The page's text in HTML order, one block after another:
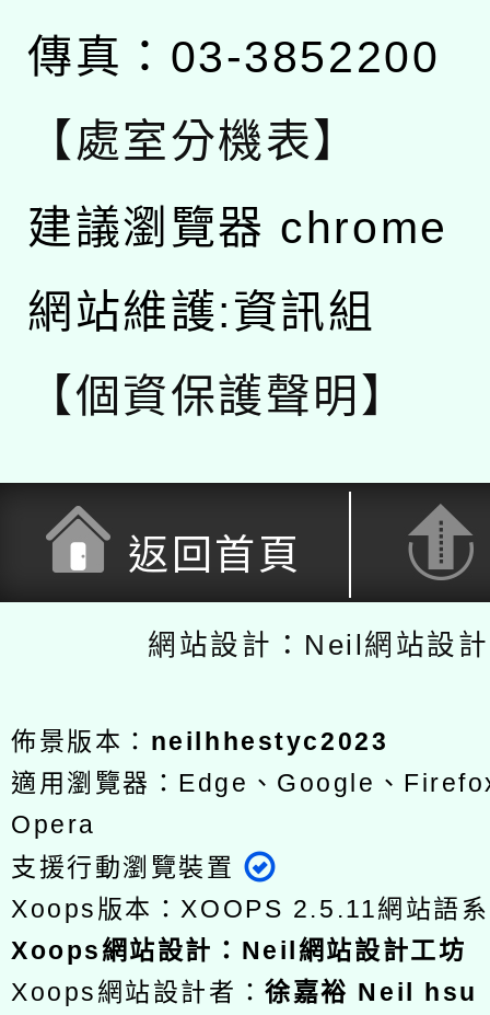
傳真：03-3852200
【處室分機表】
建議瀏覽器 chrome
網站維護:資訊組
【個資保護聲明】
返回首頁
網站設計：Neil網站設
佈景版本： neilhhestyc2023
適用瀏覽器：Edge、Google、
Opera
支援行動瀏覽裝置
Xoops版本： XOOPS 2.5.11網站語
Xoops網站設計 ： Neil網站設計工坊
Xoops網站設計者：徐嘉裕 Neil hsu